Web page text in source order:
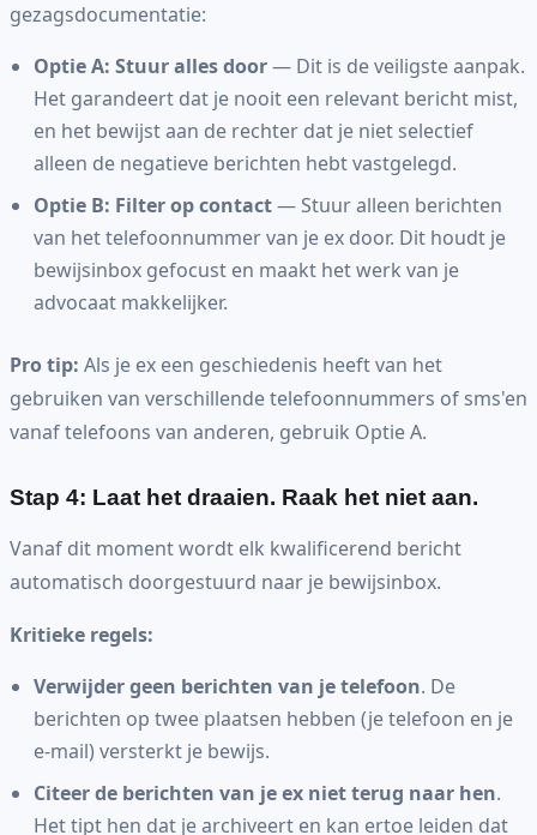
gezagsdocumentatie:
Optie A: Stuur alles door— Dit is de veiligste aanpak.
Het garandeert dat je nooit een relevant bericht mist,
en het bewijst aan de rechter dat je niet selectief
alleen de negatieve berichten hebt vastgelegd.
Optie B: Filter op contact— Stuur alleen berichten
van het telefoonnummer van je ex door. Dit houdt je
bewijsinbox gefocust en maakt het werk van je
advocaat makkelijker.
Pro tip: Als je ex een geschiedenis heeft van het
gebruiken van verschillende telefoonnummers of sms'en
vanaf telefoons van anderen, gebruik Optie A.
Stap 4: Laat het draaien. Raak het niet aan.
Vanaf dit moment wordt elk kwalificerend bericht
automatisch doorgestuurd naar je bewijsinbox.
Kritieke regels:
Verwijder geen berichten van je telefoon. De
berichten op twee plaatsen hebben (je telefoon en je
e-mail) versterkt je bewijs.
Citeer de berichten van je ex niet terug naar hen.
Het tipt hen dat je archiveert en kan ertoe leiden dat